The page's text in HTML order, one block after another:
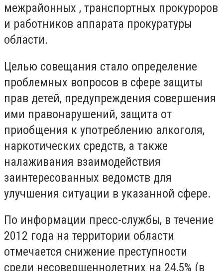
межрайонных , транспортных прокуроров
и работников аппарата прокуратуры
области.
Целью совещания стало определение
проблемных вопросов в сфере защиты
прав детей, предупреждения совершения
ими правонарушений, защита от
приобщения к употреблению алкоголя,
наркотических средств, а также
налаживания взаимодействия
заинтересованных ведомств для
улучшения ситуации в указанной сфере.
По информации пресс-службы, в течение
2012 года на территории области
отмечается снижение преступности
среди несовершеннолетних на 24,5% (в